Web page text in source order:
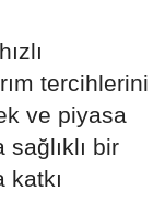
tercihlerini
ve piyasa
bir
katkı